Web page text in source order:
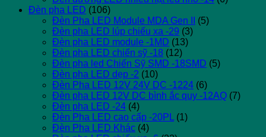
Đèn pha LED (106)
Đèn Pha LED Module MDA Gen II
(5)
Đèn pha LED lúp chiếu xa -29 (3)
Đèn pha LED module -1MD (13)
Đèn pha LED chiến sỹ -18 (12)
Đèn pha led Chiến Sỹ SMD -18SMD (5)
Đèn pha LED dẹp -2 (10)
Đèn Pha LED 12V 24V DC -1224 (6)
Đèn pha LED 12V DC bình ắc quy -12AQ (7)
Đèn pha LED -24 (4)
Đèn Pha LED cao cấp -20PL (1)
Đèn Pha LED Khác (4)